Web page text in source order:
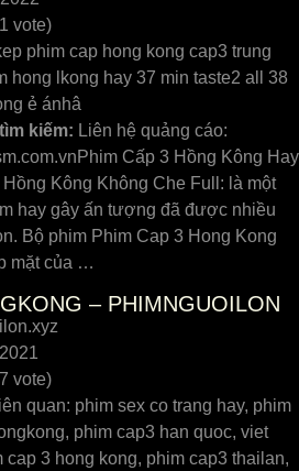
vote)
phim cap hong kong cap3 trung
hong lkong hay 37 min taste2 all 38
ẻ ánhâ
kiếm: Liên hệ quảng cáo:
Cấp 3 Hồng Kông Hay
Kông Không Che Full: là một
hay gây ấn tượng đã được nhiều
Bộ phim Phim Cap 3 Hong Kong
mặt của …
– PHIMNGUOILON
vote)
quan: phim sex co trang hay, phim
phim cap3 han quoc, viet
cap 3 hong kong, phim cap3 thailan,